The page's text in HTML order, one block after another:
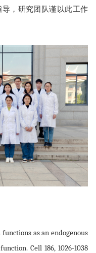
，研究团队谨以此工作
functions as an endogenous
Cell 186, 1026-1038